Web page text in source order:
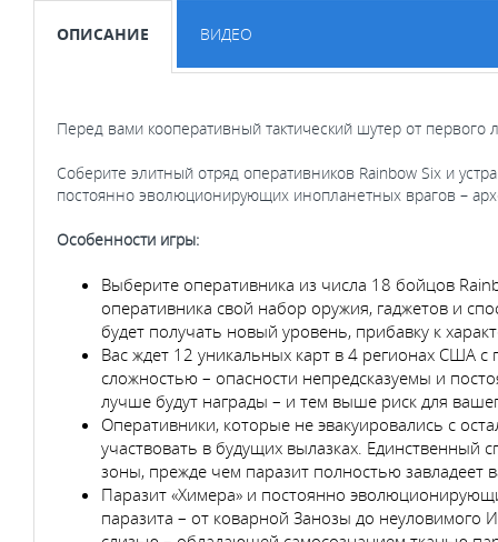
ОПИСАНИЕ ВИДЕО
Перед вами кооперативный тактический шутер от первого
Соберите элитный отряд оперативников Rainbow Six и
постоянно эволюционирующих инопланетных врагов –
Особенности игры:
Выберите оперативника из числа 18 бойцов
оперативника свой набор оружия, гаджетов и
будет получать новый уровень, прибавку к
Вас ждет 12 уникальных карт в 4 регионах США
сложностью – опасности непредсказуемы и
лучше будут награды – и тем выше риск для
Оперативники, которые не эвакуировались с
участвовать в будущих вылазках. Единственный
зоны, прежде чем паразит полностью
Паразит «Химера» и постоянно
паразита – от коварной Занозы до неуловимого